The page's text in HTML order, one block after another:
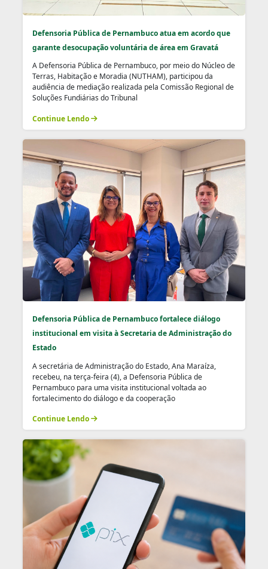
Defensoria Pública de Pernambuco atua em acordo que
garante desocupação voluntária de área em Gravatá
A Defensoria Pública de Pernambuco, por meio do Núcleo de
Terras, Habitação e Moradia (NUTHAM), participou da
audiência de mediação realizada pela Comissão Regional de
Soluções Fundiárias do Tribunal
Continue Lendo
Defensoria Pública de Pernambuco fortalece diálogo
institucional em visita à Secretaria de Administração do
Estado
A secretária de Administração do Estado, Ana Maraíza,
recebeu, na terça-feira (4), a Defensoria Pública de
Pernambuco para uma visita institucional voltada ao
fortalecimento do diálogo e da cooperação
Continue Lendo